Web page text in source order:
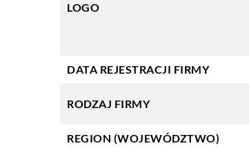
LOGO
DATA REJESTRACJI FIRMY
RODZAJ FIRMY
REGION (WOJEWÓDZTWO)